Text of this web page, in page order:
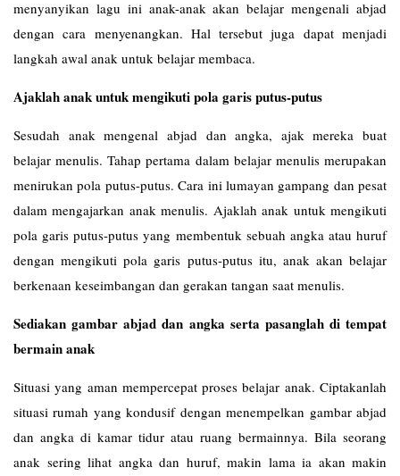
menyanyikan lagu ini anak-anak akan belajar mengenali abjad
dengan cara menyenangkan. Hal tersebut juga dapat menjadi
langkah awal anak untuk belajar membaca.
Ajaklah anak untuk mengikuti pola garis putus-putus
Sesudah anak mengenal abjad dan angka, ajak mereka buat
belajar menulis. Tahap pertama dalam belajar menulis merupakan
menirukan pola putus-putus. Cara ini lumayan gampang dan pesat
dalam mengajarkan anak menulis. Ajaklah anak untuk mengikuti
pola garis putus-putus yang membentuk sebuah angka atau huruf
dengan mengikuti pola garis putus-putus itu, anak akan belajar
berkenaan keseimbangan dan gerakan tangan saat menulis.
Sediakan gambar abjad dan angka serta pasanglah di tempat
bermain anak
Situasi yang aman mempercepat proses belajar anak. Ciptakanlah
situasi rumah yang kondusif dengan menempelkan gambar abjad
dan angka di kamar tidur atau ruang bermainnya. Bila seorang
anak sering lihat angka dan huruf, makin lama ia akan makin